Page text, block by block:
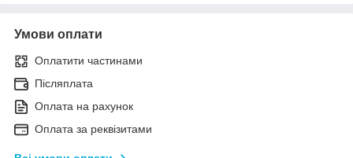
Умови оплати
Оплатити частинами
Післяплата
Оплата на рахунок
Оплата за реквізитами